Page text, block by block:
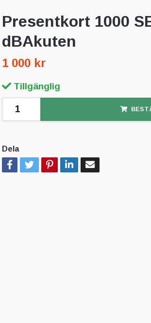
Presentkort 1000
dBAkuten
1 000 kr
Tillgänglig
Dela